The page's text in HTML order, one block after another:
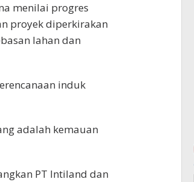
menilai progres
proyek diperkirakan
lahan dan
induk
adalah kemauan
PT Intiland dan